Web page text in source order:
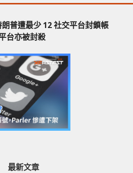
普遭最少 12 社交平台封鎖帳
台亦被封殺
最新文章